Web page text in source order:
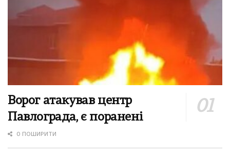
Ворог атакував центр
Павлограда, є поранені
0 ПОШИРИТИ